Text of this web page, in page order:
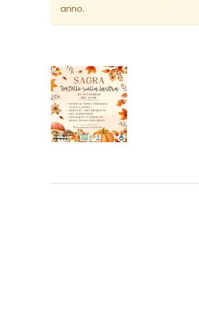
anno.